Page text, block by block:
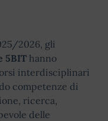
2026, gli
5BIT hanno
interdisciplinari
competenze di
ricerca,
delle